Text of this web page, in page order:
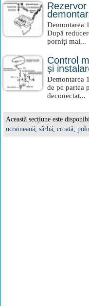
Demontarea
După
porniți mai...
Control
și
Demontarea
de pe partea
deconectat...
Această secțiune este
ucraineană, sârbă, croată,